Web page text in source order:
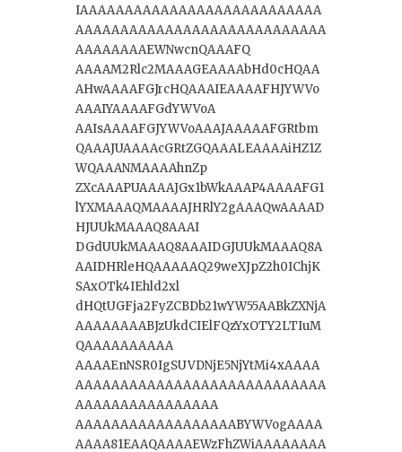
IAAAAAAAAAAAAAAAAAAAAAAAAAAA
AAAAAAAAAAAAAAAAAAAAAAAAAAAA
AAAAAAAAEWNwcnQAAAFQ
AAAAM2Rlc2MAAAGEAAAAbHd0cHQAA
AHwAAAAFGJrcHQAAAIEAAAAFHJYWVo
AAAIYAAAAFGdYWVoA
AAIsAAAAFGJYWVoAAAJAAAAAFGRtbm
QAAAJUAAAAcGRtZGQAAALEAAAAiHZ1Z
WQAAANMAAAAhnZp
ZXcAAAPUAAAAJGx1bWkAAAP4AAAAFG1
lYXMAAAQMAAAAJHRlY2gAAAQwAAAAD
HJUUkMAAAQ8AAAI
DGdUUkMAAAQ8AAAIDGJUUkMAAAQ8A
AAIDHRleHQAAAAAQ29weXJpZ2h0IChjK
SAxOTk4IEhld2xl
dHQtUGFja2FyZCBDb21wYW55AABkZXNjA
AAAAAAAABJzUkdCIElFQzYxOTY2LTIuM
QAAAAAAAAAA
AAAAEnNSR0IgSUVDNjE5NjYtMi4xAAAA
AAAAAAAAAAAAAAAAAAAAAAAAAAAA
AAAAAAAAAAAAAAAA
AAAAAAAAAAAAAAAAAABYWVogAAAA
AAAA81EAAQAAAAEWzFhZWiAAAAAAAA